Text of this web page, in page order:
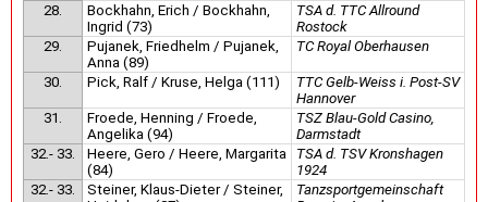
28.
Bockhahn, Erich / Bockhahn,
Ingrid (73)
TSA d. TTC Allround
Rostock
29.
Pujanek, Friedhelm / Pujanek,
Anna (89)
TC Royal Oberhausen
30. Pick, Ralf / Kruse, Helga (111)
TTC Gelb-Weiss i. Post-SV
Hannover
31.
Froede, Henning / Froede,
Angelika (94)
TSZ Blau-Gold Casino,
Darmstadt
32.- 33.
Heere, Gero / Heere, Margarita
(84)
TSA d. TSV Kronshagen
1924
32.- 33.
Steiner, Klaus-Dieter / Steiner,
Tanzsportgemeinschaft